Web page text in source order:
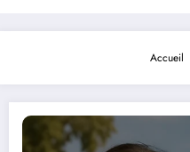
Accueil